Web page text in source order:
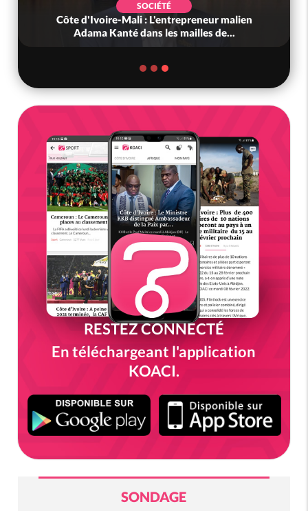
SOCIÉTÉ
Côte d'Ivoire-Mali : L'entrepreneur malien
Adama Kanté dans les mailles de...
RESTEZ CONNECTÉ
En téléchargeant l'application
KOACI.
SONDAGE